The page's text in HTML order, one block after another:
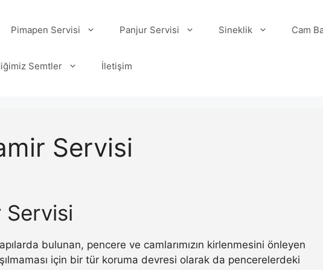
Pimapen Servisi Panjur Servisi Sineklik Cam
Semtler İletişim
Servisi
Servisi
bulunan, pencere ve camlarımızın kirlenmesini önleyen
için bir tür koruma devresi olarak da pencerelerdeki